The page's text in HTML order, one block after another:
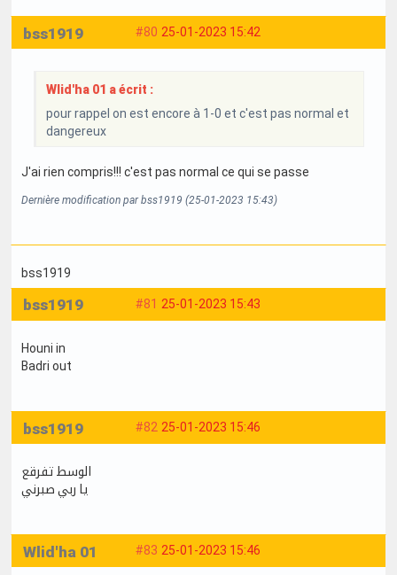
#80 25-01-2023 15:42
bss1919
Wlid'ha 01 a écrit :
pour rappel on est encore à 1-0 et c'est pas normal et
dangereux
J'ai rien compris!!! c'est pas normal ce qui se passe
Dernière modification par bss1919 (25-01-2023 15:43)
bss1919
#81 25-01-2023 15:43
bss1919
Houni in
Badri out
#82 25-01-2023 15:46
bss1919
الوسط تفرقع
يا ربي صبرني
#83 25-01-2023 15:46
Wlid'ha 01